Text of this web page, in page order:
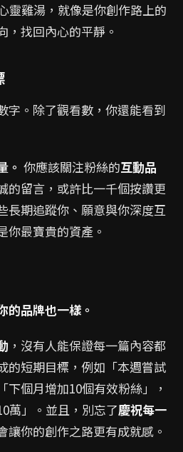
靈雞湯，就像是你創作路上的
，找回內心的平靜。
字。除了觀看數，你還能看到
。 你應該關注粉絲的互動品
的留言，或許比一千個按讚更
長期追蹤你、願意與你深度互
你最寶貴的資產。
的品牌也一樣。
，沒有人能保證每一篇內容都
的短期目標，例如「本週嘗試
下個月增加10個有效粉絲」，
萬」。並且，別忘了慶祝每一
讓你的創作之路更有成就感。